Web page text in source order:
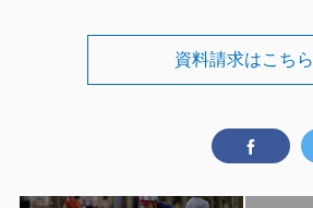
資料請求はこちら